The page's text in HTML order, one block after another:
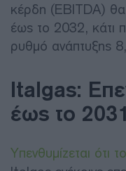
κέρδη (EBITDA)
έως το 2032, κάτι
ρυθμό ανάπτυξης
Italgas:
έως το
Υπενθυμίζεται ότι